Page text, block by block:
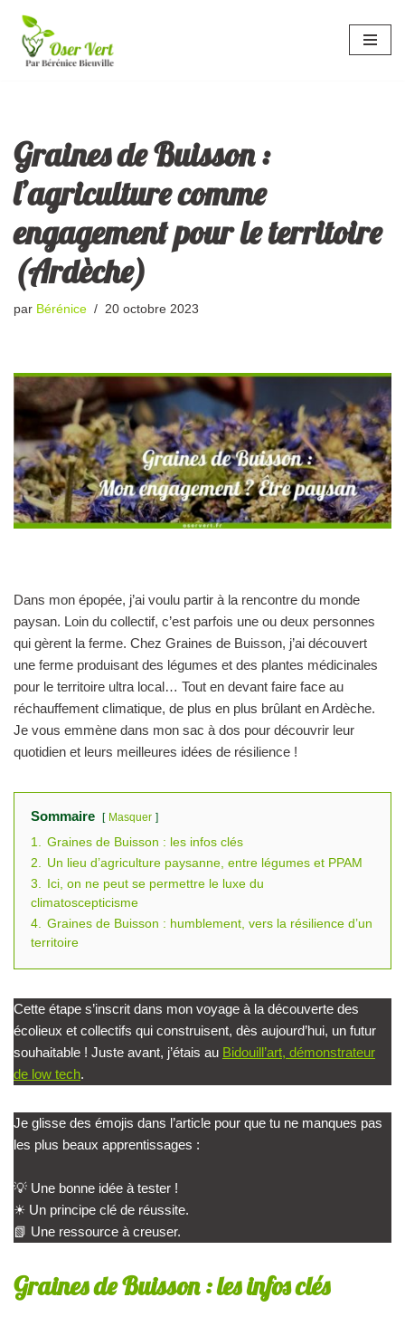
Aller
au
Graines de Buisson :
l’agriculture comme
engagement pour le territoire
(Ardèche)
par Bérénice 20 octobre 2023
Dans mon épopée, j’ai voulu partir à la rencontre du monde
paysan. Loin du collectif, c’est parfois une ou deux personnes
qui gèrent la ferme. Chez Graines de Buisson, j’ai découvert
une ferme produisant des légumes et des plantes médicinales
pour le territoire ultra local… Tout en devant faire face au
réchauffement climatique, de plus en plus brûlant en Ardèche.
Je vous emmène dans mon sac à dos pour découvrir leur
quotidien et leurs meilleures idées de résilience !
Sommaire Masquer
1. Graines de Buisson : les infos clés
2. Un lieu d’agriculture paysanne, entre légumes et PPAM
3.
Ici, on ne peut se permettre le luxe du
climatoscepticisme
4. Graines de Buisson : humblement, vers la résilience d’un
territoire
Cette étape s’inscrit dans mon voyage à la découverte des
écolieux et collectifs qui construisent, dès aujourd’hui, un futur
souhaitable ! Juste avant, j’étais au Bidouill’art, démonstrateur
de low tech.
Je glisse des émojis dans l’article pour que tu ne manques pas
les plus beaux apprentissages :
💡 Une bonne idée à tester !
☀ Un principe clé de réussite.
📗 Une ressource à creuser.
Graines de Buisson : les infos clés